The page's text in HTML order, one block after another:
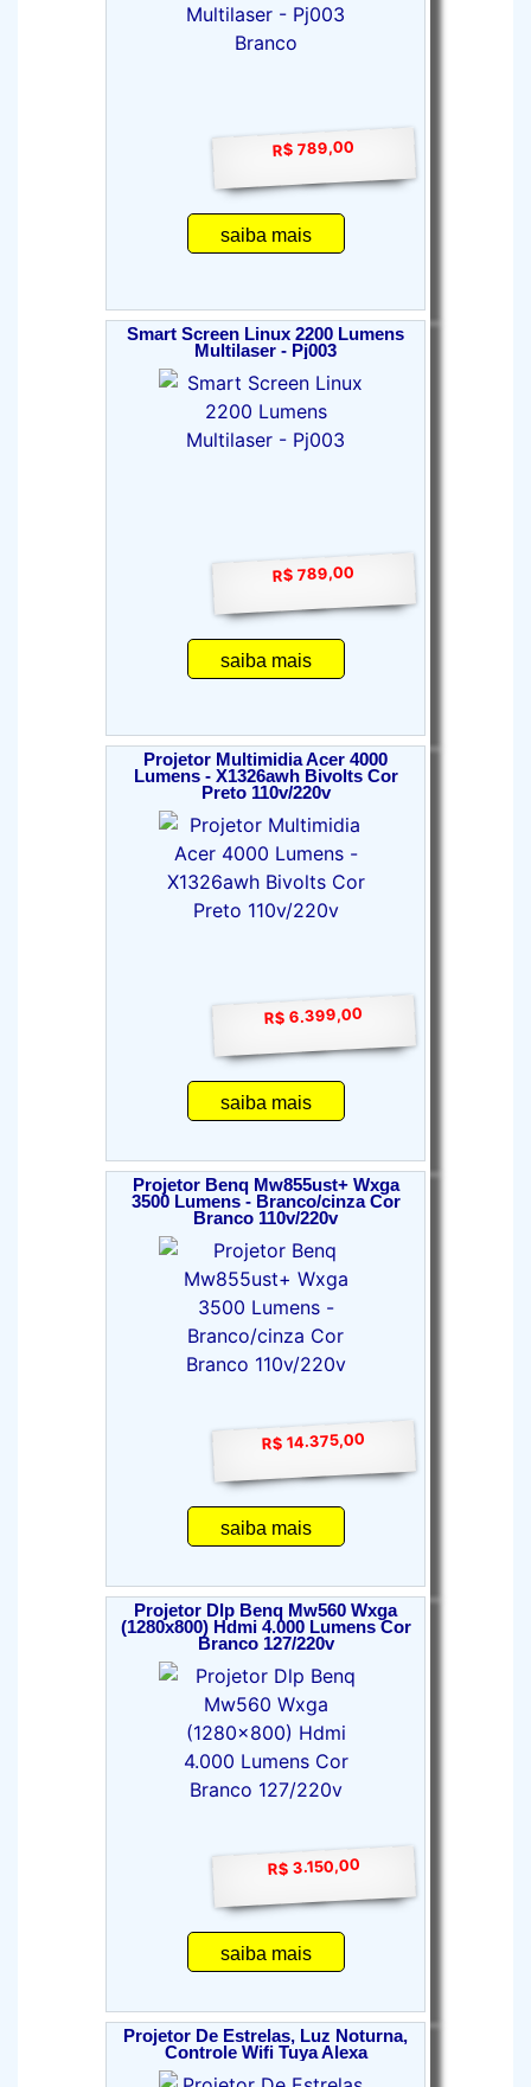
R$ 789,00
saiba mais
Smart Screen Linux 2200 Lumens
Multilaser - Pj003
R$ 789,00
saiba mais
Projetor Multimidia Acer 4000
Lumens - X1326awh Bivolts Cor
Preto 110v/220v
R$ 6.399,00
saiba mais
Projetor Benq Mw855ust+ Wxga
3500 Lumens - Branco/cinza Cor
Branco 110v/220v
R$ 14.375,00
saiba mais
Projetor Dlp Benq Mw560 Wxga
(1280x800) Hdmi 4.000 Lumens Cor
Branco 127/220v
R$ 3.150,00
saiba mais
Projetor De Estrelas, Luz Noturna,
Controle Wifi Tuya Alexa